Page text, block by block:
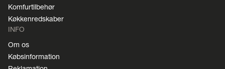
Komfurtilbehør
Køkkenredskaber
INFO
Om os
Købsinformation